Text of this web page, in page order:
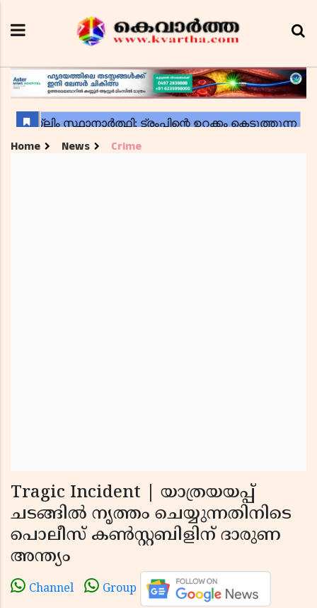
Home News Crime
Tragic Incident | യാത്രയയപ്പ്
ചടങ്ങിൽ നൃത്തം ചെയ്യുന്നതിനിടെ
പൊലീസ് കൺസ്റ്റബിളിന് ദാരുണ
അന്ത്യം
Channel Group